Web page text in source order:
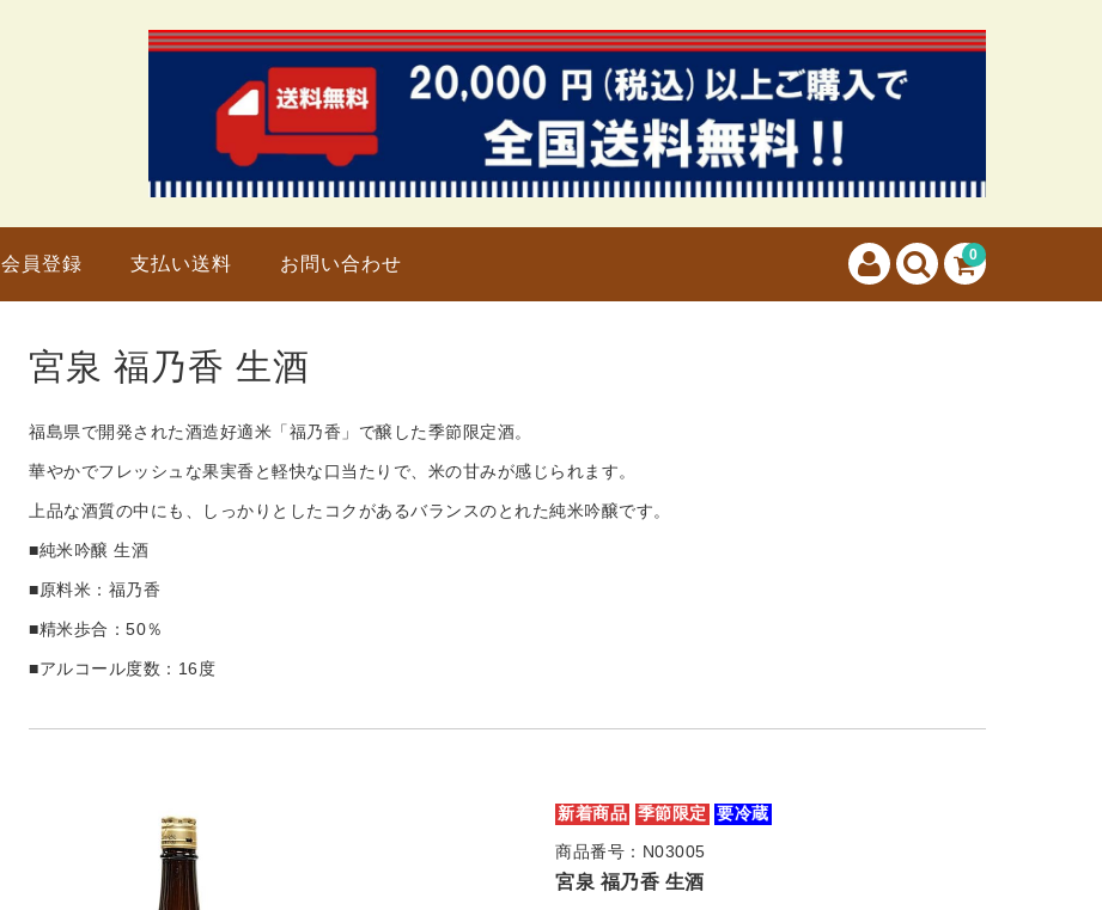
0
只今、カートに商品はございません。
会員登録 支払い送料 お問い合わせ
宮泉 福乃香 生酒
福島県で開発された酒造好適米「福乃香」で醸した季節限定酒。
華やかでフレッシュな果実香と軽快な口当たりで、米の甘みが感じられます。
上品な酒質の中にも、しっかりとしたコクがあるバランスのとれた純米吟醸です。
■純米吟醸 生酒
■原料米：福乃香
■精米歩合：50％
■アルコール度数：16度
新着商品 季節限定
要冷蔵
商品番号：N03005
宮泉 福乃香 生酒